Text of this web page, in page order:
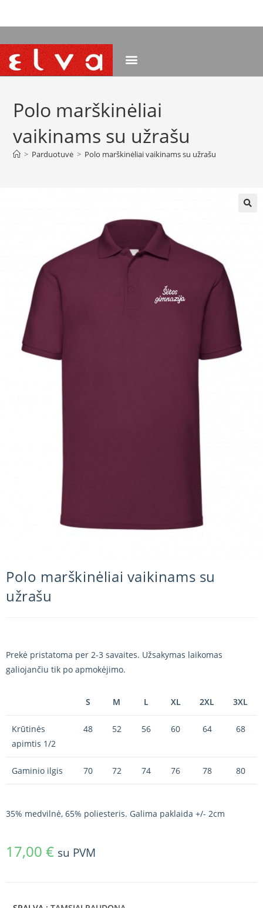
Polo marškinėliai
vaikinams su užrašu
> Parduotuvė > Polo marškinėliai vaikinams su užrašu
Polo marškinėliai vaikinams su
užrašu
Prekė pristatoma per 2-3 savaites. Užsakymas laikomas
galiojančiu tik po apmokėjimo.
S M L XL 2XL 3XL
Krūtinės
apimtis 1/2
48 52 56 60 64 68
Gaminio ilgis 70 72 74 76 78 80
35% medvilnė, 65% poliesteris. Galima paklaida +/- 2cm
17,00 € su PVM